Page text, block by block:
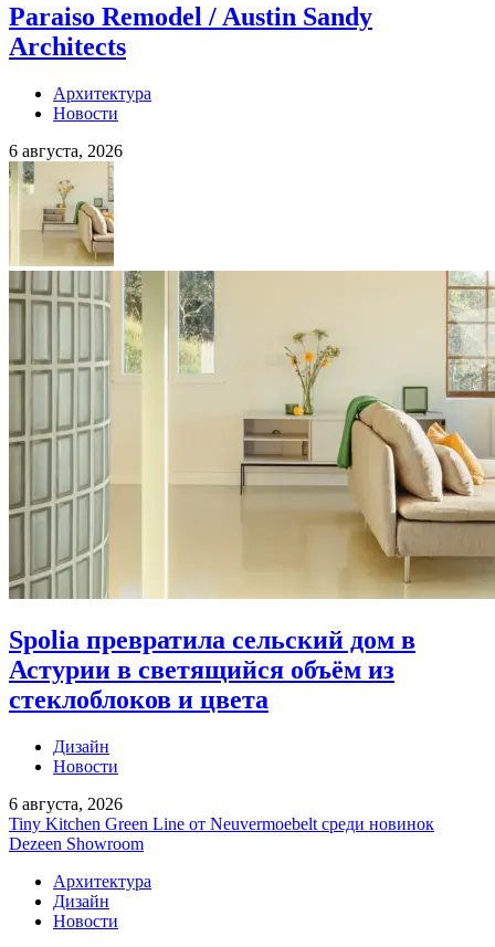
Paraiso Remodel / Austin Sandy
Architects
Архитектура
Новости
6 августа, 2026
Spolia превратила сельский дом в
Астурии в светящийся объём из
стеклоблоков и цвета
Дизайн
Новости
6 августа, 2026
Tiny Kitchen Green Line от Neuvermoebelt среди новинок
Dezeen Showroom
Архитектура
Дизайн
Новости